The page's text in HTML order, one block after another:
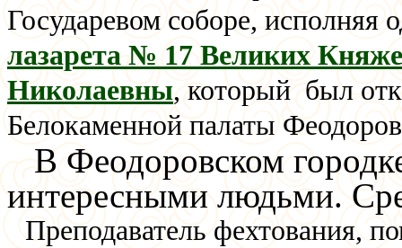
Государевом соборе, исполняя
лазарета № 17 Великих
Николаевны, который был
Белокаменной палаты
В Феодоровском
интересными людьми.
Преподаватель фехтования,